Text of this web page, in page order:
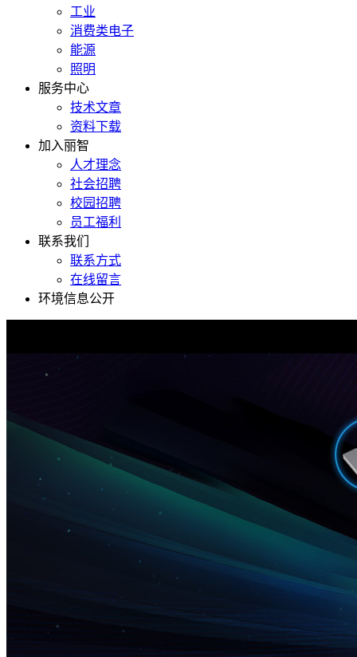
工业
消费类电子
能源
照明
服务中心
技术文章
资料下载
加入丽智
人才理念
社会招聘
校园招聘
员工福利
联系我们
联系方式
在线留言
环境信息公开